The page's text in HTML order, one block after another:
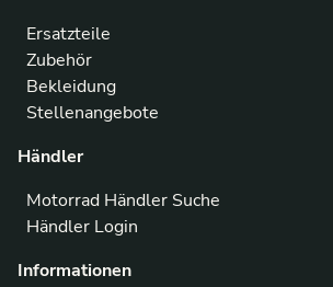
Ersatzteile
Zubehör
Bekleidung
Stellenangebote
Händler
Motorrad Händler Suche
Händler Login
Informationen